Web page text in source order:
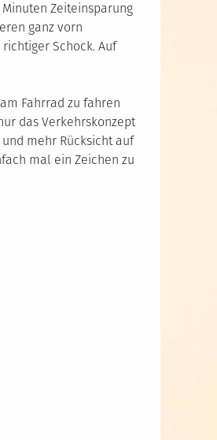
Zeiteinsparung
ganz vorn
Schock. Auf
Fahrrad zu fahren
das Verkehrskonzept
mehr Rücksicht auf
mal ein Zeichen zu